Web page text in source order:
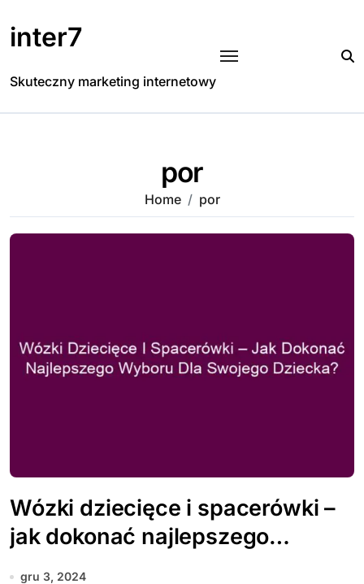
to
content
inter7
Skuteczny marketing internetowy
por
Home por
Wózki dziecięce i spacerówki –
jak dokonać najlepszego
wyboru dla swojego dziecka?
gru 3, 2024